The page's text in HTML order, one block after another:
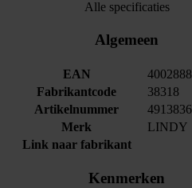
Alle specificaties
Algemeen
EAN
Fabrikantcode
38318
Artikelnummer
4913836
Merk
LINDY
Link naar fabrikant
Kenmerken